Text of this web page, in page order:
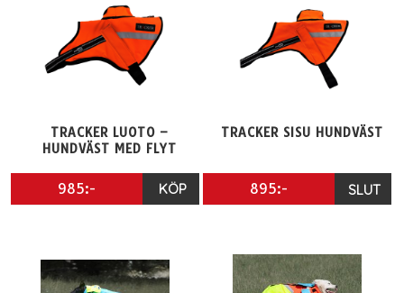
TRACKER LUOTO –
HUNDVÄST MED FLYT
985:- KÖP
TRACKER SISU HUNDVÄST
895:- SLUT